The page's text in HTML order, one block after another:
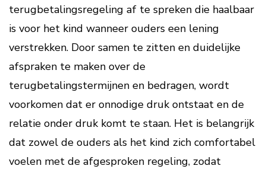
terugbetalingsregeling af te spreken die haalbaar
is voor het kind wanneer ouders een lening
verstrekken. Door samen te zitten en duidelijke
afspraken te maken over de
terugbetalingstermijnen en bedragen, wordt
voorkomen dat er onnodige druk ontstaat en de
relatie onder druk komt te staan. Het is belangrijk
dat zowel de ouders als het kind zich comfortabel
voelen met de afgesproken regeling, zodat